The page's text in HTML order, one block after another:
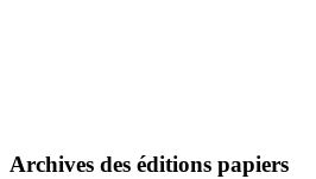
Archives des éditions papiers